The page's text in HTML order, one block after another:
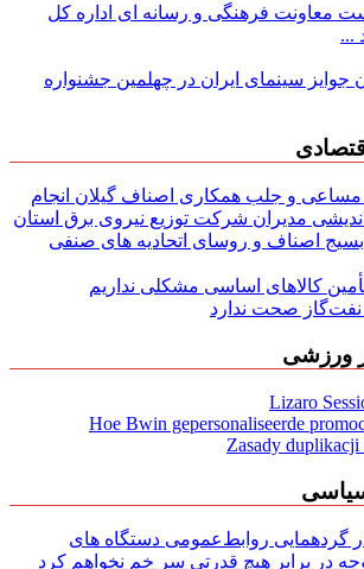
معاونت فرهنگی و رسانه ای اداره کل
...
جوایز سینمای ایران در چهلمین جشنواره
و جلب همکاری اصناف گیلان انجام
مدیران شركت توزیع نیروی برق استان
بسیج اصناف و روسای اتحادیه های صنفی
کالاهای اساسی مشکلی نداریم
صحت ندارد
ورزشی
Lizaro
Hoe Bwin gepersonaliseerde
Zasady
سیاسی
گردهمایی روابط‌عمومی دستگاه های
در برابر هیچ قدرتی سر خم نخواهم کرد